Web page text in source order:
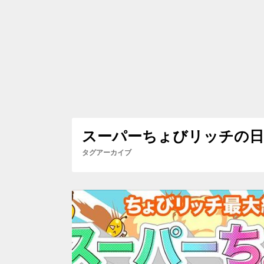
スーパーちょびリッチの日
タグアーカイブ